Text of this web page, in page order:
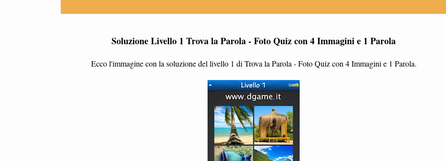
Soluzione Livello 1 Trova la Parola - Foto Quiz con 4 Immagini e 1 Parola
Ecco l'immagine con la soluzione del livello 1 di Trova la Parola - Foto Quiz con 4 Immagini e 1 Parola.